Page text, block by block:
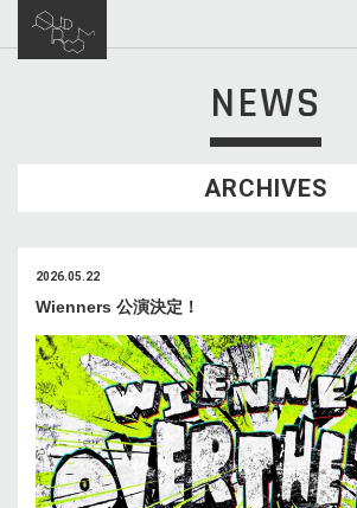
NEWS
ARCHIVES
2026.05.22
Wienners 公演決定！